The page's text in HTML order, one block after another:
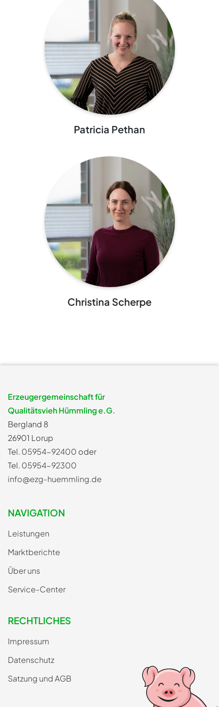
Patricia Pethan
Christina Scherpe
Erzeugergemeinschaft für
Qualitätsvieh Hümmling e.G.
Bergland 8
26901 Lorup
Tel. 05954-92400 oder
Tel. 05954-92300
info@ezg-huemmling.de
NAVIGATION
Leistungen
Marktberichte
Über uns
Service-Center
RECHTLICHES
Impressum
Datenschutz
Satzung und AGB